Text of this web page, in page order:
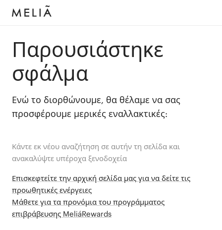
Παρουσιάστηκε
σφάλμα
Ενώ το διορθώνουμε, θα θέλαμε να σας
προσφέρουμε μερικές εναλλακτικές:
Κάντε εκ νέου αναζήτηση σε αυτήν τη σελίδα και
ανακαλύψτε υπέροχα ξενοδοχεία
Επισκεφτείτε την αρχική σελίδα μας για να δείτε τις
προωθητικές ενέργειες
Μάθετε για τα προνόμια του προγράμματος
επιβράβευσης MeliáRewards